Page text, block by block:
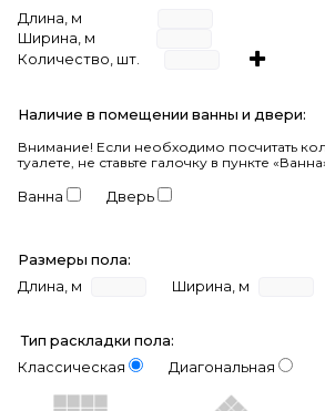
Длина, м
Ширина, м
Количество, шт.
Наличие в помещении ванны и двери:
Внимание! Если необходимо посчитать
туалете, не ставьте галочку в пункте
Ванна Дверь
Размеры пола:
Длина, м
Ширина, м
Тип раскладки пола:
Классическая
Диагональная